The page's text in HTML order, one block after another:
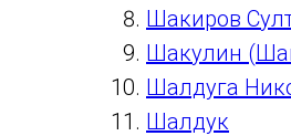
Шакиров
Шакулин
Шалдуга
Шалдук